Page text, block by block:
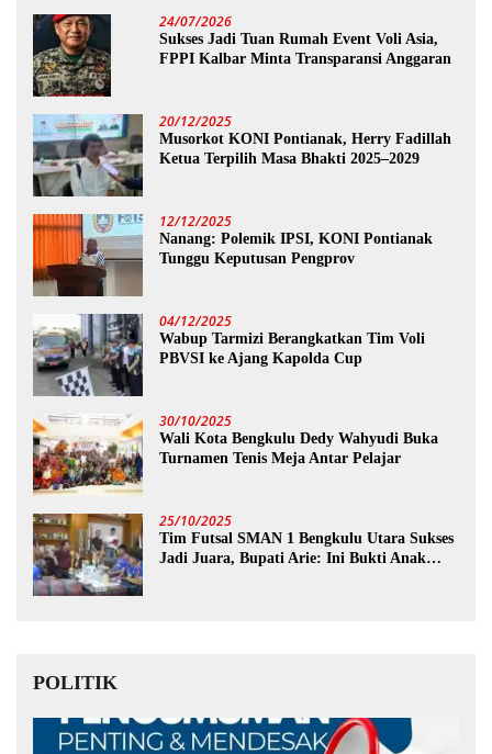
24/07/2026
Sukses Jadi Tuan Rumah Event Voli Asia,
FPPI Kalbar Minta Transparansi Anggaran
20/12/2025
Musorkot KONI Pontianak, Herry Fadillah
Ketua Terpilih Masa Bhakti 2025–2029
12/12/2025
Nanang: Polemik IPSI, KONI Pontianak
Tunggu Keputusan Pengprov
04/12/2025
Wabup Tarmizi Berangkatkan Tim Voli
PBVSI ke Ajang Kapolda Cup
30/10/2025
Wali Kota Bengkulu Dedy Wahyudi Buka
Turnamen Tenis Meja Antar Pelajar
25/10/2025
Tim Futsal SMAN 1 Bengkulu Utara Sukses
Jadi Juara, Bupati Arie: Ini Bukti Anak
POLITIK